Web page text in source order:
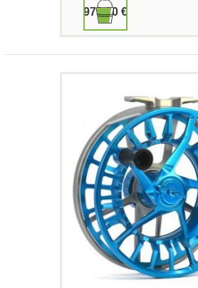
979,90 €